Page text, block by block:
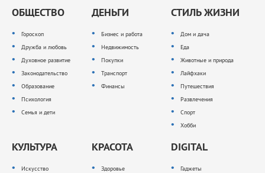
ОБЩЕСТВО
Гороскоп
Дружба и любовь
Духовное развитие
Законодательство
Образование
Психология
Семья и дети
ДЕНЬГИ
Бизнес и работа
Недвижимость
Покупки
Транспорт
Финансы
СТИЛЬ ЖИЗНИ
Дом и дача
Еда
Животные и природа
Лайфхаки
Путешествия
Развлечения
Спорт
Хобби
КУЛЬТУРА
Искусство
КРАСОТА
Здоровье
DIGITAL
Гаджеты